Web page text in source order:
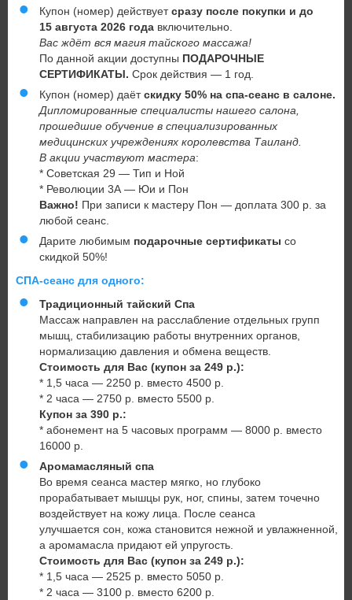
Купон (номер) действуетсразу после покупки и до
15 августа 2026 года включительно.
Вас ждёт вся магия тайского массажа!
По данной акции доступны ПОДАРОЧНЫЕ
СЕРТИФИКАТЫ. Срок действия — 1 год.
Купон (номер) даётскидку 50% на спа-сеанс в салоне.
Дипломированные специалисты нашего салона,
прошедшие обучение в специализированных
медицинских учреждениях королевства Таиланд.
В акции участвуют мастера:
* Советская 29 — Тип и Ной
* Революции 3А — Юи и Пон
Важно! При записи к мастеру Пон — доплата 300 р. за
любой сеанс.
Дарите любимым подарочные сертификаты со
скидкой 50%!
СПА-сеанс для одного:
Традиционный тайский Спа
Массаж направлен на расслабление отдельных групп
мышц, стабилизацию работы внутренних органов,
нормализацию давления и обмена веществ.
Стоимость для Вас (купон за 249 р.):
* 1,5 часа — 2250 р. вместо 4500 р.
* 2 часа — 2750 р. вместо 5500 р.
Купон за 390 р.:
* абонемент на 5 часовых программ — 8000 р. вместо
16000 р.
Аромамасляный спа
Во время сеанса мастер мягко, но глубоко
прорабатывает мышцы рук, ног, спины, затем точечно
воздействует на кожу лица. После сеанса
улучшается сон, кожа становится нежной и увлажненной,
а аромамасла придают ей упругость.
Стоимость для Вас (купон за 249 р.):
* 1,5 часа — 2525 р. вместо 5050 р.
* 2 часа — 3100 р. вместо 6200 р.